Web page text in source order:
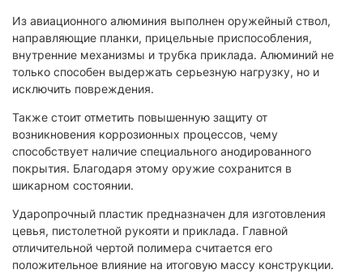
Из авиационного алюминия выполнен оружейный ствол,
направляющие планки, прицельные приспособления,
внутренние механизмы и трубка приклада. Алюминий не
только способен выдержать серьезную нагрузку, но и
исключить повреждения.
Также стоит отметить повышенную защиту от
возникновения коррозионных процессов, чему
способствует наличие специального анодированного
покрытия. Благодаря этому оружие сохранится в
шикарном состоянии.
Ударопрочный пластик предназначен для изготовления
цевья, пистолетной рукояти и приклада. Главной
отличительной чертой полимера считается его
положительное влияние на итоговую массу конструкции.